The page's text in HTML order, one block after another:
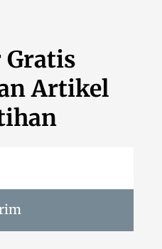
Gratis
Artikel